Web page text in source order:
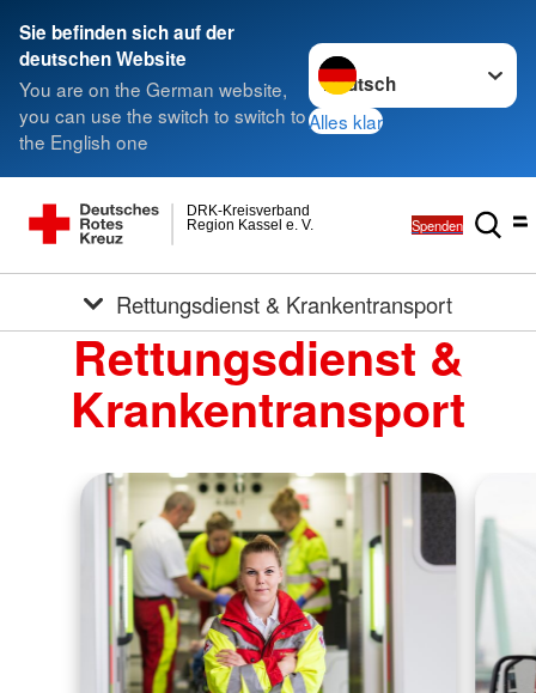
Sie befinden sich auf der
deutschen Website
You are on the German website,
you can use the switch to switch to
the English one
Sprache wechseln zu
Alles klar
Region Kassel e. V.
DRK-Kreisverband
Spenden
Rettungsdienst & Krankentransport
Rettungsdienst &
Krankentransport